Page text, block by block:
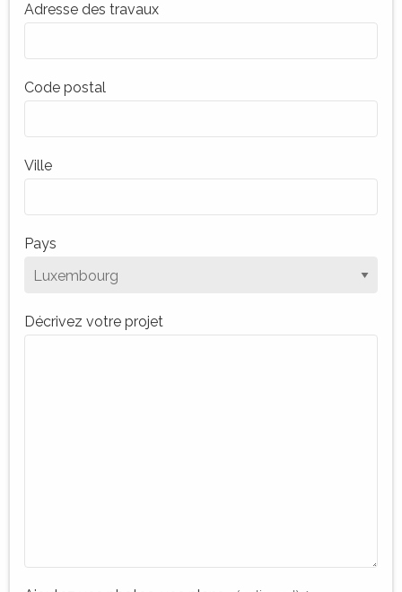
Adresse des travaux
Code postal
Ville
Pays
Décrivez votre projet